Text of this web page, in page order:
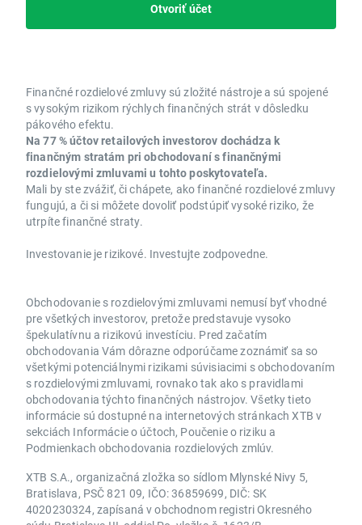
Otvoriť účet
Finančné rozdielové zmluvy sú zložité nástroje a sú spojené
s vysokým rizikom rýchlych finančných strát v dôsledku
pákového efektu.
Na 77 % účtov retailových investorov dochádza k
finančným stratám pri obchodovaní s finančnými
rozdielovými zmluvami u tohto poskytovateľa.
Mali by ste zvážiť, či chápete, ako finančné rozdielové zmluvy
fungujú, a či si môžete dovoliť podstúpiť vysoké riziko, že
utrpíte finančné straty.
Investovanie je rizikové. Investujte zodpovedne.
Obchodovanie s rozdielovými zmluvami nemusí byť vhodné
pre všetkých investorov, pretože predstavuje vysoko
špekulatívnu a rizikovú investíciu. Pred začatím
obchodovania Vám dôrazne odporúčame zoznámiť sa so
všetkými potenciálnymi rizikami súvisiacimi s obchodovaním
s rozdielovými zmluvami, rovnako tak ako s pravidlami
obchodovania týchto finančných nástrojov. Všetky tieto
informácie sú dostupné na internetových stránkach XTB v
sekciách Informácie o účtoch, Poučenie o riziku a
Podmienkach obchodovania rozdielových zmlúv.
XTB S.A., organizačná zložka so sídlom Mlynské Nivy 5,
Bratislava, PSČ 821 09, IČO: 36859699, DIČ: SK
4020230324, zapísaná v obchodnom registri Okresného